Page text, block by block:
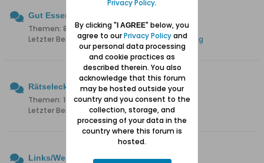
Gut Essen
Themen: 83 Beiträge: 470
Letzter Beitrag:Das Restaurant Kubicki in Danzig
Rätselecke
Themen: 102 Beiträge: 2.940
Letzter Beitrag:
Wie hiess diese Brücke?
Links/Web-Seiten
Privacy Policy.
By clicking "I AGREE" below, you
agree to ourPrivacy Policyand
our personal data processing
and cookie practices as
described therein. You also
acknowledge that this forum
may be hosted outside your
country and you consent to the
collection, storage, and
processing of your data in the
country where this forum is
hosted.